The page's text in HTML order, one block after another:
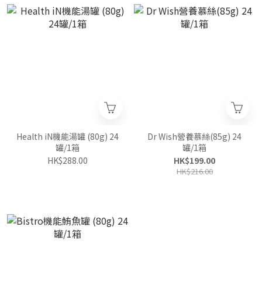
Health iN機能湯罐 (80g) 24
罐/1箱
HK$288.00
Dr Wish營養慕絲(85g) 24
罐/1箱
HK$199.00
HK$216.00